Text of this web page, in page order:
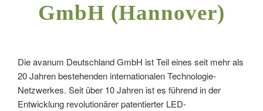
GmbH (Hannover)
Die avanum Deutschland GmbH ist Teil eines seit mehr als
20 Jahren bestehenden internationalen Technologie-
Netzwerkes. Seit über 10 Jahren ist es führend in der
Entwicklung revolutionärer patentierter LED-